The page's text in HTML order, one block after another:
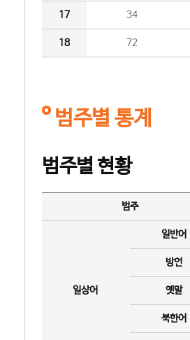
17 34
18 72
범주별 통계
범주별 현황
범주
일상어
일반어
방언
옛말
북한어